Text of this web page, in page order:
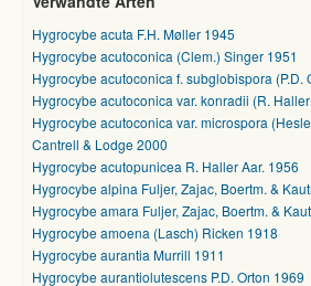
Hygrocybe acuta F.H. Møller 1945
Hygrocybe acutoconica (Clem.) Singer 1951
Hygrocybe acutoconica f. subglobispora (P.D.
Hygrocybe acutoconica var. konradii (R.
Hygrocybe acutoconica var. microspora
Cantrell & Lodge 2000
Hygrocybe acutopunicea R. Haller Aar. 1956
Hygrocybe alpina Fuljer, Zajac, Boertm. &
Hygrocybe amara Fuljer, Zajac, Boertm. &
Hygrocybe amoena (Lasch) Ricken 1918
Hygrocybe aurantia Murrill 1911
Hygrocybe aurantiolutescens P.D. Orton 1969